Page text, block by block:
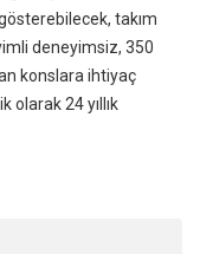
takım
deneyimsiz, 350
konslara ihtiyaç
olarak 24 yıllık